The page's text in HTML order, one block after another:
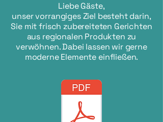
Liebe Gäste,
unser vorrangiges Ziel besteht darin,
Sie mit frisch zubereiteten Gerichten
aus regionalen Produkten zu
verwöhnen. Dabei lassen wir gerne
moderne Elemente einfließen.